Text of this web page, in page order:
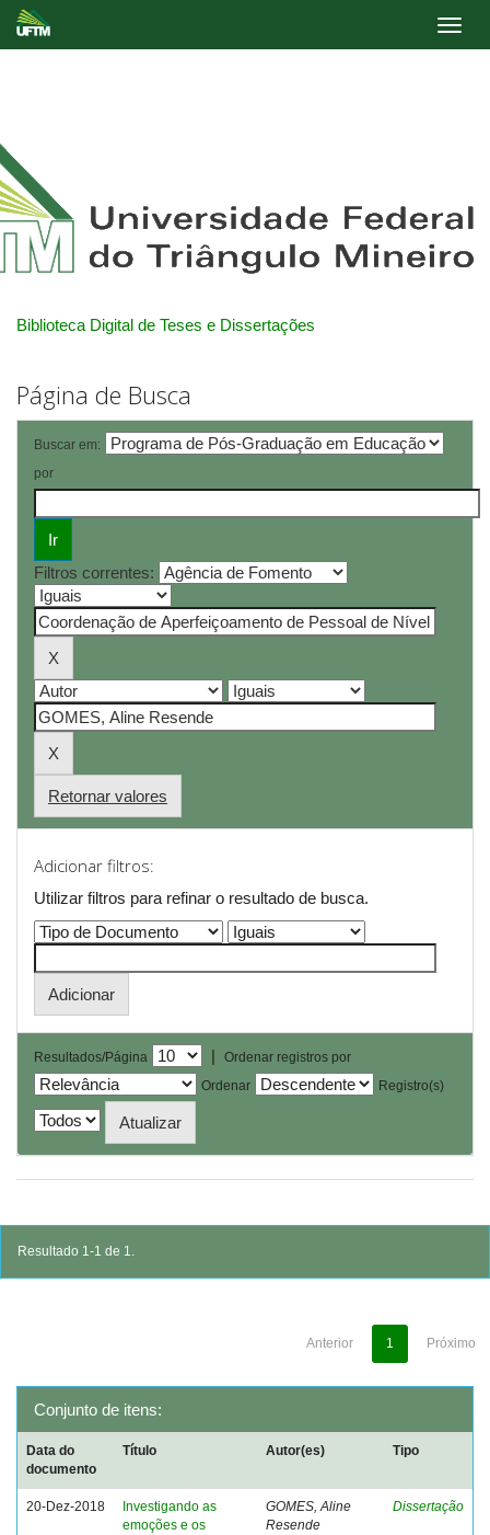
Biblioteca Digital de Teses e Dissertações
Página de Busca
Buscar em:
por
Filtros correntes:
Retornar valores
Adicionar filtros:
Utilizar filtros para refinar o resultado de busca.
Resultados/Página |
Ordenar registros por
Ordenar
Registro(s)
Resultado 1-1 de 1.
Anterior 1 Próximo
Conjunto de itens:
Data do
documento
Título Autor(es) Tipo
20-Dez-2018
Investigando as
emoções e os
GOMES, Aline
Resende
Dissertação